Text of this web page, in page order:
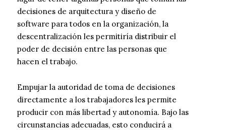
decisiones de arquitectura y diseño de
software para todos en la organización, la
descentralización les permitiría distribuir el
poder de decisión entre las personas que
hacen el trabajo.
Empujar la autoridad de toma de decisiones
directamente a los trabajadores les permite
producir con más libertad y autonomía. Bajo las
circunstancias adecuadas, esto conducirá a